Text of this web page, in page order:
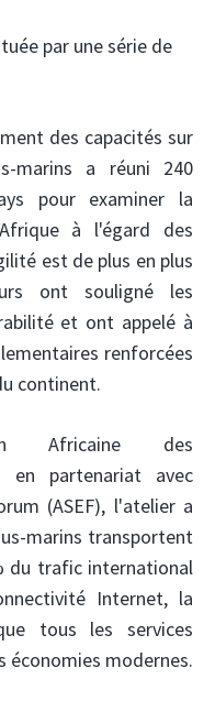
par une série de
des capacités sur
marins a réuni 240
pour examiner la
à l'égard des
est de plus en plus
ont souligné les
et ont appelé à
renforcées
continent.
Africaine des
en partenariat avec
(ASEF), l'atelier a
marins transportent
du trafic international
Internet, la
tous les services
économies modernes.